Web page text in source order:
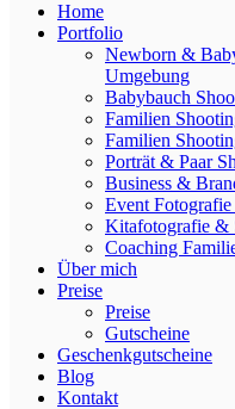
Home
Portfolio
Newborn &
Umgebung
Babybauch
Familien
Familien
Porträt & Paar
Business &
Event
Kitafotografie &
Coaching
Über mich
Preise
Preise
Gutscheine
Geschenkgutscheine
Blog
Kontakt